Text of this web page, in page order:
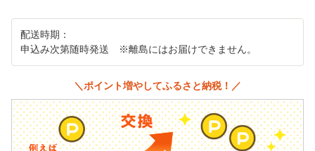
配送時期：
申込み次第随時発送 ※離島にはお届けできません。
＼ポイント増やしてふるさと納税！／